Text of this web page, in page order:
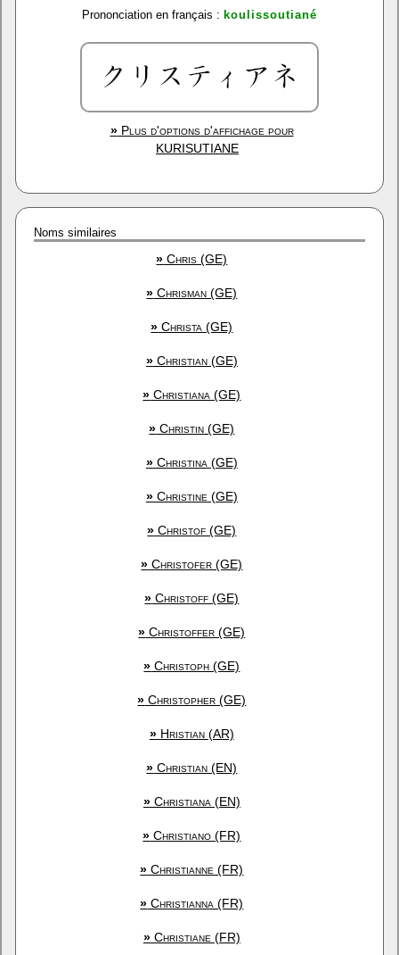
Prononciation en français : koulissoutiané
»Plus d'options d'affichage pour
KURISUTIANE
Noms similaires
» Chris (GE)
» Chrisman (GE)
» Christa (GE)
»Christian (GE)
» Christiana (GE)
» Christin (GE)
»Christina (GE)
»Christine (GE)
» Christof (GE)
» Christofer (GE)
» Christoff (GE)
» Christoffer (GE)
» Christoph (GE)
» Christopher (GE)
»Hristian (AR)
» Christian (EN)
»Christiana (EN)
» Christiano (FR)
» Christianne (FR)
» Christianna (FR)
»Christiane (FR)